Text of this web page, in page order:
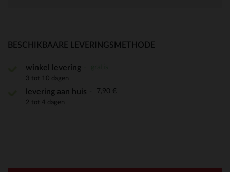
BESCHIKBAARE LEVERINGSMETHODE
winkel levering
3 tot 10 dagen
levering aan huis 7,90 €
2 tot 4 dagen